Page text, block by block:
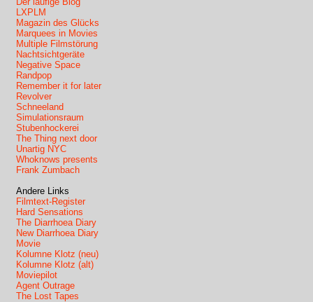
LXPLM
Magazin des Glücks
Marquees in Movies
Multiple Filmstörung
Nachtsichtgeräte
Negative Space
Randpop
Remember it for later
Revolver
Schneeland
Simulationsraum
Stubenhockerei
The Thing next door
Unartig NYC
Whoknows presents
Frank Zumbach
Andere Links
Filmtext-Register
Hard Sensations
The Diarrhoea Diary
New Diarrhoea Diary
Movie
Kolumne Klotz (neu)
Kolumne Klotz (alt)
Moviepilot
Agent Outrage
The Lost Tapes